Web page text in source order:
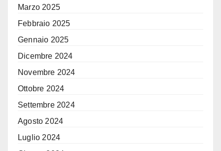
Marzo 2025
Febbraio 2025
Gennaio 2025
Dicembre 2024
Novembre 2024
Ottobre 2024
Settembre 2024
Agosto 2024
Luglio 2024